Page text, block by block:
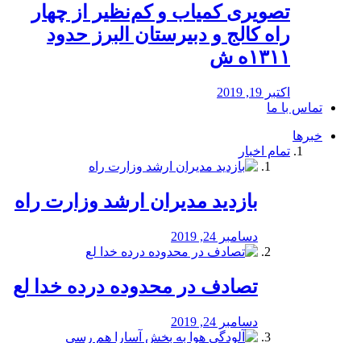
️تصویری کمیاب و کم‌نظیر از چهار
راه كالج و دبيرستان البرز حدود
۱۳۱۱ه ش
اکتبر 19, 2019
تماس با ما
خبرها
تمام اخبار
بازدید مدیران ارشد وزارت راه
دسامبر 24, 2019
تصادف در محدوده درده خدا لع
دسامبر 24, 2019